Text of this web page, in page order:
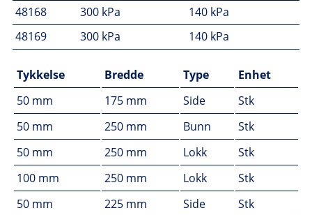
48168
300 kPa
140 kPa
48169
300 kPa 140 kPa
Tykkelse Bredde Type
Enhet
50 mm
175 mm Side
Stk
50 mm
250 mm Bunn
Stk
50 mm
250 mm Lokk
Stk
100 mm
250 mm Lokk
Stk
50 mm
225 mm Side
Stk